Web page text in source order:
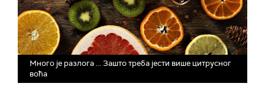
Много је разлога ... Зашто треба јести више цитрусног
воћа